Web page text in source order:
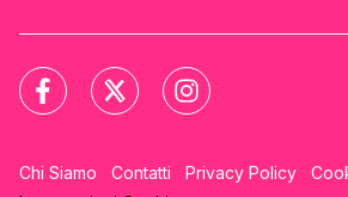
Chi Siamo Contatti Privacy Policy